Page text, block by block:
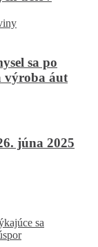
sa po
výroba áut
júna 2025